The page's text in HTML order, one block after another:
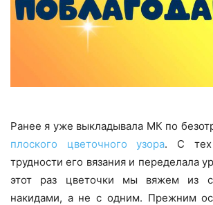
Ранее я уже выкладывала МК по
плоского цветочного узора. С тех
трудности его вязания и переделала
этот раз цветочки мы вяжем из
накидами, а не с одним. Прежним